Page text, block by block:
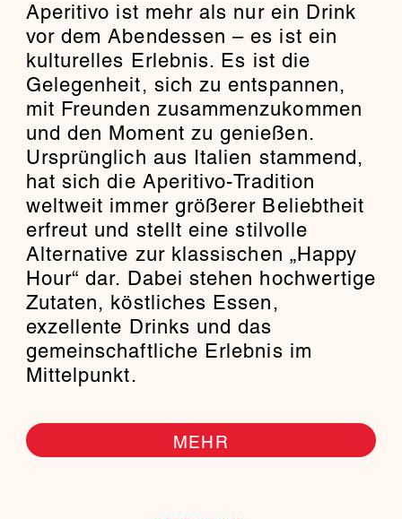
Aperitivo ist mehr als nur ein Drink
vor dem Abendessen – es ist ein
kulturelles Erlebnis. Es ist die
Gelegenheit, sich zu entspannen,
mit Freunden zusammenzukommen
und den Moment zu genießen.
Ursprünglich aus Italien stammend,
hat sich die Aperitivo-Tradition
weltweit immer größerer Beliebtheit
erfreut und stellt eine stilvolle
Alternative zur klassischen „Happy
Hour“ dar. Dabei stehen hochwertige
Zutaten, köstliches Essen,
exzellente Drinks und das
gemeinschaftliche Erlebnis im
Mittelpunkt.
MEHR